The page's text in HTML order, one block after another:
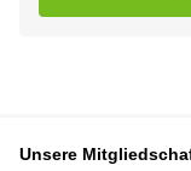
Unsere